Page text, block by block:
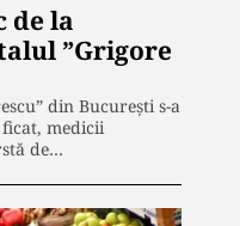
de la
”Grigore
din București s-a
medicii
de…